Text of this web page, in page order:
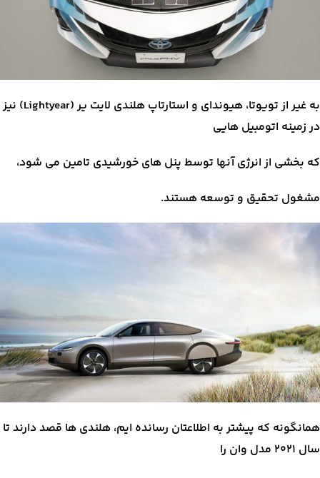
به غیر از تویوتا، هیوندای و استارتاپ هلندی لایت یر (Lightyear) نیز
در زمینه اتومبیل هایی
که بخشی از انرژی آنها توسط پنل های خورشیدی تامین می شود،
مشغول تحقیق و توسعه هستند.
همانگونه که پیشتر به اطلاعتان رسانده ایم، هلندی ها قصد دارند تا
سال ۲۰۲۱ مدل وان را